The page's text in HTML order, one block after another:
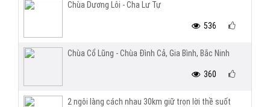
Chùa Dương Lôi - Cha Lư Tự
536
Chùa Cổ Lũng - Chùa Đình Cả, Gia Bình, Bắc Ninh
360
2 ngôi làng cách nhau 30km giữ trọn lời thề suốt